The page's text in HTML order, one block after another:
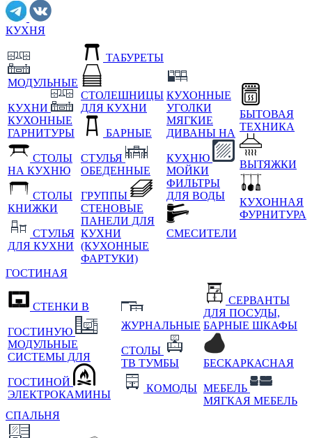
КУХНЯ
МОДУЛЬНЫЕ
КУХНИ
КУХОННЫЕ
ГАРНИТУРЫ
СТОЛЫ
НА КУХНЮ
СТОЛЫ
КНИЖКИ
СТУЛЬЯ
ДЛЯ КУХНИ
ТАБУРЕТЫ
СТОЛЕШНИЦЫ
ДЛЯ КУХНИ
БАРНЫЕ
СТУЛЬЯ
ОБЕДЕННЫЕ
ГРУППЫ
СТЕНОВЫЕ
ПАНЕЛИ ДЛЯ
КУХНИ
(КУХОННЫЕ
ФАРТУКИ)
КУХОННЫЕ
УГОЛКИ
МЯГКИЕ
ДИВАНЫ НА
КУХНЮ
МОЙКИ
ФИЛЬТРЫ
ДЛЯ ВОДЫ
СМЕСИТЕЛИ
БЫТОВАЯ
ТЕХНИКА
ВЫТЯЖКИ
КУХОННАЯ
ФУРНИТУРА
ГОСТИНАЯ
СТЕНКИ В
ГОСТИНУЮ
МОДУЛЬНЫЕ
СИСТЕМЫ ДЛЯ
ГОСТИНОЙ
ЭЛЕКТРОКАМИНЫ
ЖУРНАЛЬНЫЕ
СТОЛЫ
ТВ ТУМБЫ
КОМОДЫ
СЕРВАНТЫ
ДЛЯ ПОСУДЫ,
БАРНЫЕ ШКАФЫ
БЕСКАРКАСНАЯ
МЕБЕЛЬ
МЯГКАЯ МЕБЕЛЬ
СПАЛЬНЯ